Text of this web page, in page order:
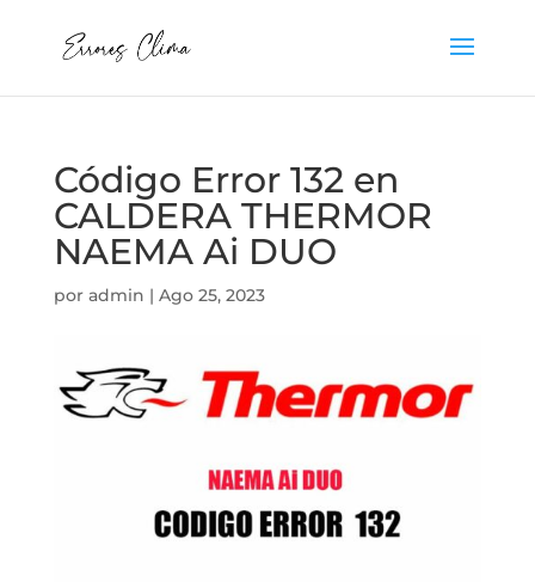
Código Error 132 en
CALDERA THERMOR
NAEMA Ai DUO
por admin | Ago 25, 2023